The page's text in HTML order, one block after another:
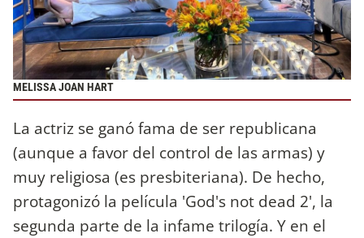
MELISSA JOAN HART
La actriz se ganó fama de ser republicana
(aunque a favor del control de las armas) y
muy religiosa (es presbiteriana). De hecho,
protagonizó la película 'God's not dead 2', la
segunda parte de la infame trilogía. Y en el